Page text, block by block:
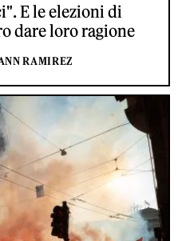
E le elezioni di
dare loro ragione
RAMIREZ